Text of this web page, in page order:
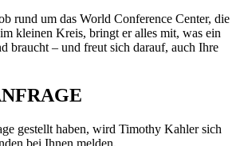
rund um das World Conference Center, die
kleinen Kreis, bringt er alles mit, was ein
braucht – und freut sich darauf, auch Ihre
gestellt haben, wird Timothy Kahler sich